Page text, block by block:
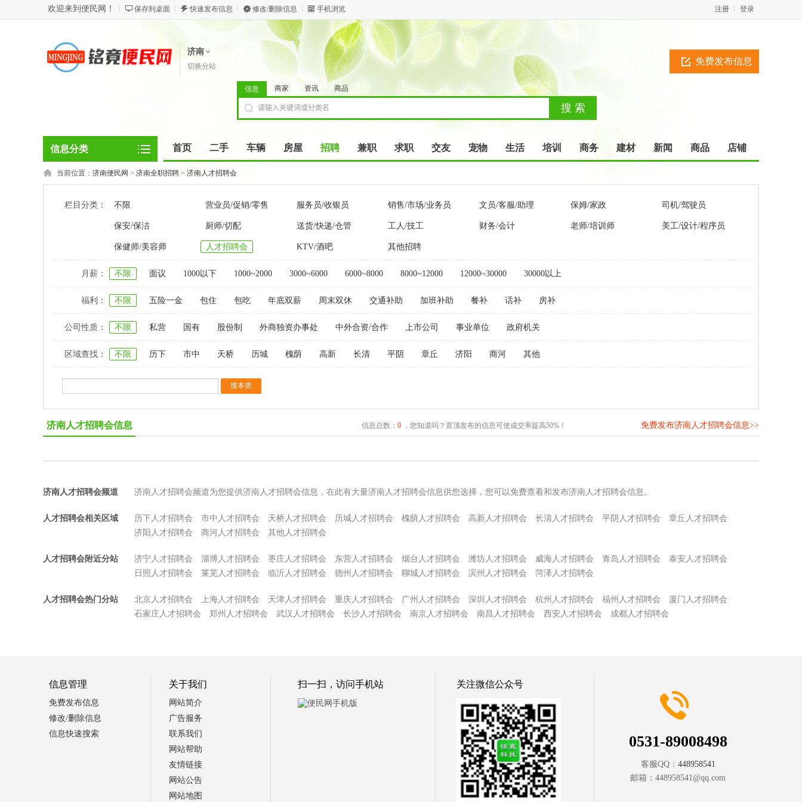
欢迎来到便民网！ 保存到桌面 快速发布信息 修改/删除信息 手机浏览 登录
注册
济南
切换分站 免费发布信息
信息 商家 资讯 商品
信息分类 首页 二手 车辆 房屋 招聘 兼职 求职 交友 宠物 生活 培训 商务 建材 新闻 商品 店铺
当前位置： 济南便民网 > 济南全职招聘 > 济南人才招聘会
栏目分类： 不限 营业员/促销/零售 服务员/收银员 销售/市场/业务员 文员/客服/助理 保姆/家政 司机/驾驶员
保安/保洁 厨师/切配 送货/快递/仓管 工人/技工 财务/会计 老师/培训师 美工/设计/程序员
保健师/美容师 人才招聘会 KTV/酒吧 其他招聘
月薪： 不限 面议 1000以下 1000~2000 3000~6000 6000~8000 8000~12000 12000~30000 30000以上
福利： 不限 五险一金 包住 包吃 年底双薪 周末双休 交通补助 加班补助 餐补 话补 房补
公司性质： 不限 私营 国有 股份制 外商独资办事处 中外合资/合作 上市公司 事业单位 政府机关
区域查找： 不限 历下 市中 天桥 历城 槐荫 高新 长清 平阴 章丘 济阳 商河 其他
济南人才招聘会信息 信息总数： 0，您知道吗？置顶发布的信息可使成交率提高50%！ 免费发布济南人才招聘会信息>>
济南人才招聘会频道 济南人才招聘会频道为您提供济南人才招聘会信息，在此有大量济南人才招聘会信息供您选择，您可以免费查看和发布济南人才招聘会信息。
人才招聘会相关区域 历下人才招聘会 市中人才招聘会 天桥人才招聘会 历城人才招聘会 槐荫人才招聘会 高新人才招聘会 长清人才招聘会 平阴人才招聘会
章丘人才招聘会
济阳人才招聘会
商河人才招聘会 其他人才招聘会
人才招聘会附近分站 济宁人才招聘会 淄博人才招聘会 枣庄人才招聘会 东营人才招聘会 烟台人才招聘会 潍坊人才招聘会 威海人才招聘会 青岛人才招聘会
泰安人才招聘会
日照人才招聘会
莱芜人才招聘会 临沂人才招聘会 德州人才招聘会 聊城人才招聘会 滨州人才招聘会 菏泽人才招聘会
人才招聘会热门分站 北京人才招聘会 上海人才招聘会 天津人才招聘会 重庆人才招聘会 广州人才招聘会 深圳人才招聘会 杭州人才招聘会 福州人才招聘会
厦门人才招聘会
石家庄人才招聘会
郑州人才招聘会 武汉人才招聘会 长沙人才招聘会 南京人才招聘会 南昌人才招聘会 西安人才招聘会 成都人才招聘会
信息管理
免费发布信息
修改/删除信息
信息快速搜索
关于我们
网站简介
广告服务
联系我们
网站帮助
友情链接
网站公告
网站地图
扫一扫，访问手机站 关注微信公众号
0531-89008498
客服QQ： 448958541
邮箱： 448958541@qq.com